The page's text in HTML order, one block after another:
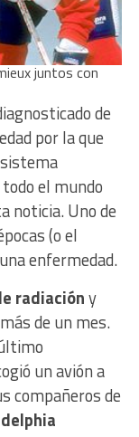
juntos con
de
por la que
el mundo
noticia. Uno de
(o el
enfermedad.
radiacióny
de un mes.
un avión a
compañeros de